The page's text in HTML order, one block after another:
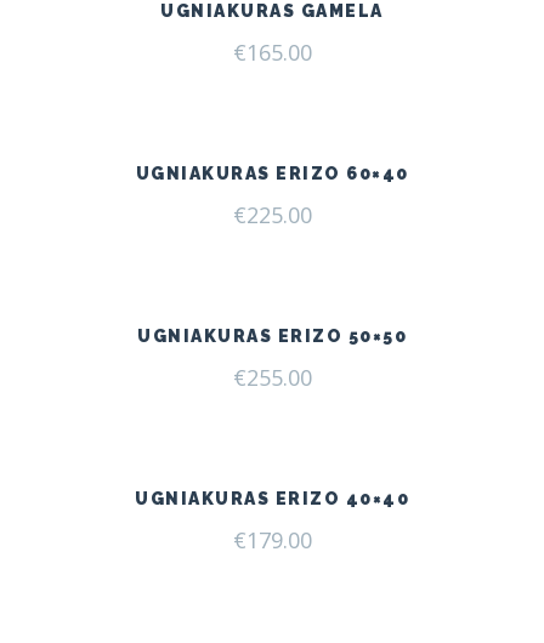
UGNIAKURAS GAMELA
€165.00
UGNIAKURAS ERIZO 60×40
€225.00
UGNIAKURAS ERIZO 50×50
€255.00
UGNIAKURAS ERIZO 40×40
€179.00